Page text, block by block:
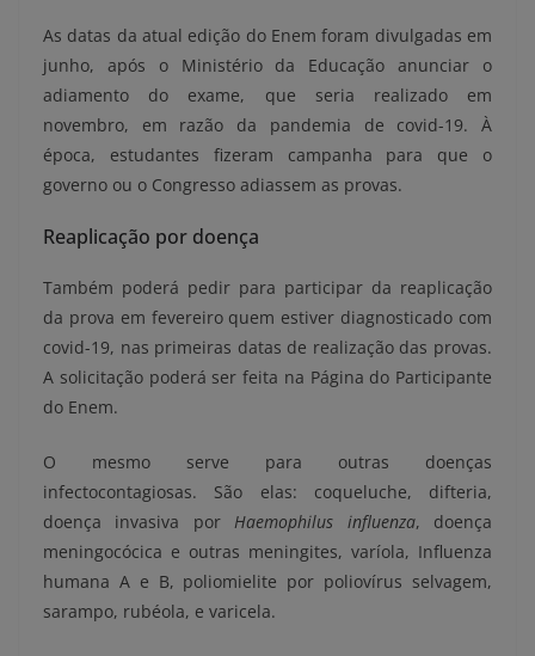
As datas da atual edição do Enem foram divulgadas em
junho, após o Ministério da Educação anunciar o
adiamento do exame, que seria realizado em
novembro, em razão da pandemia de covid-19. À
época, estudantes fizeram campanha para que o
governo ou o Congresso adiassem as provas.
Reaplicação por doença
Também poderá pedir para participar da reaplicação
da prova em fevereiro quem estiver diagnosticado com
covid-19, nas primeiras datas de realização das provas.
A solicitação poderá ser feita na Página do Participante
do Enem.
O mesmo serve para outras doenças
infectocontagiosas. São elas: coqueluche, difteria,
doença invasiva porHaemophilus influenza, doença
meningocócica e outras meningites, varíola, Influenza
humana A e B, poliomielite por poliovírus selvagem,
sarampo, rubéola, e varicela.